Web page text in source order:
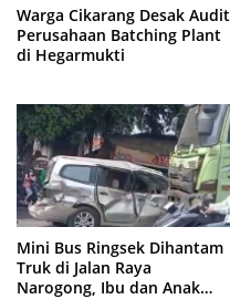
Warga Cikarang Desak Audit
Perusahaan Batching Plant
di Hegarmukti
Mini Bus Ringsek Dihantam
Truk di Jalan Raya
Narogong, Ibu dan Anak